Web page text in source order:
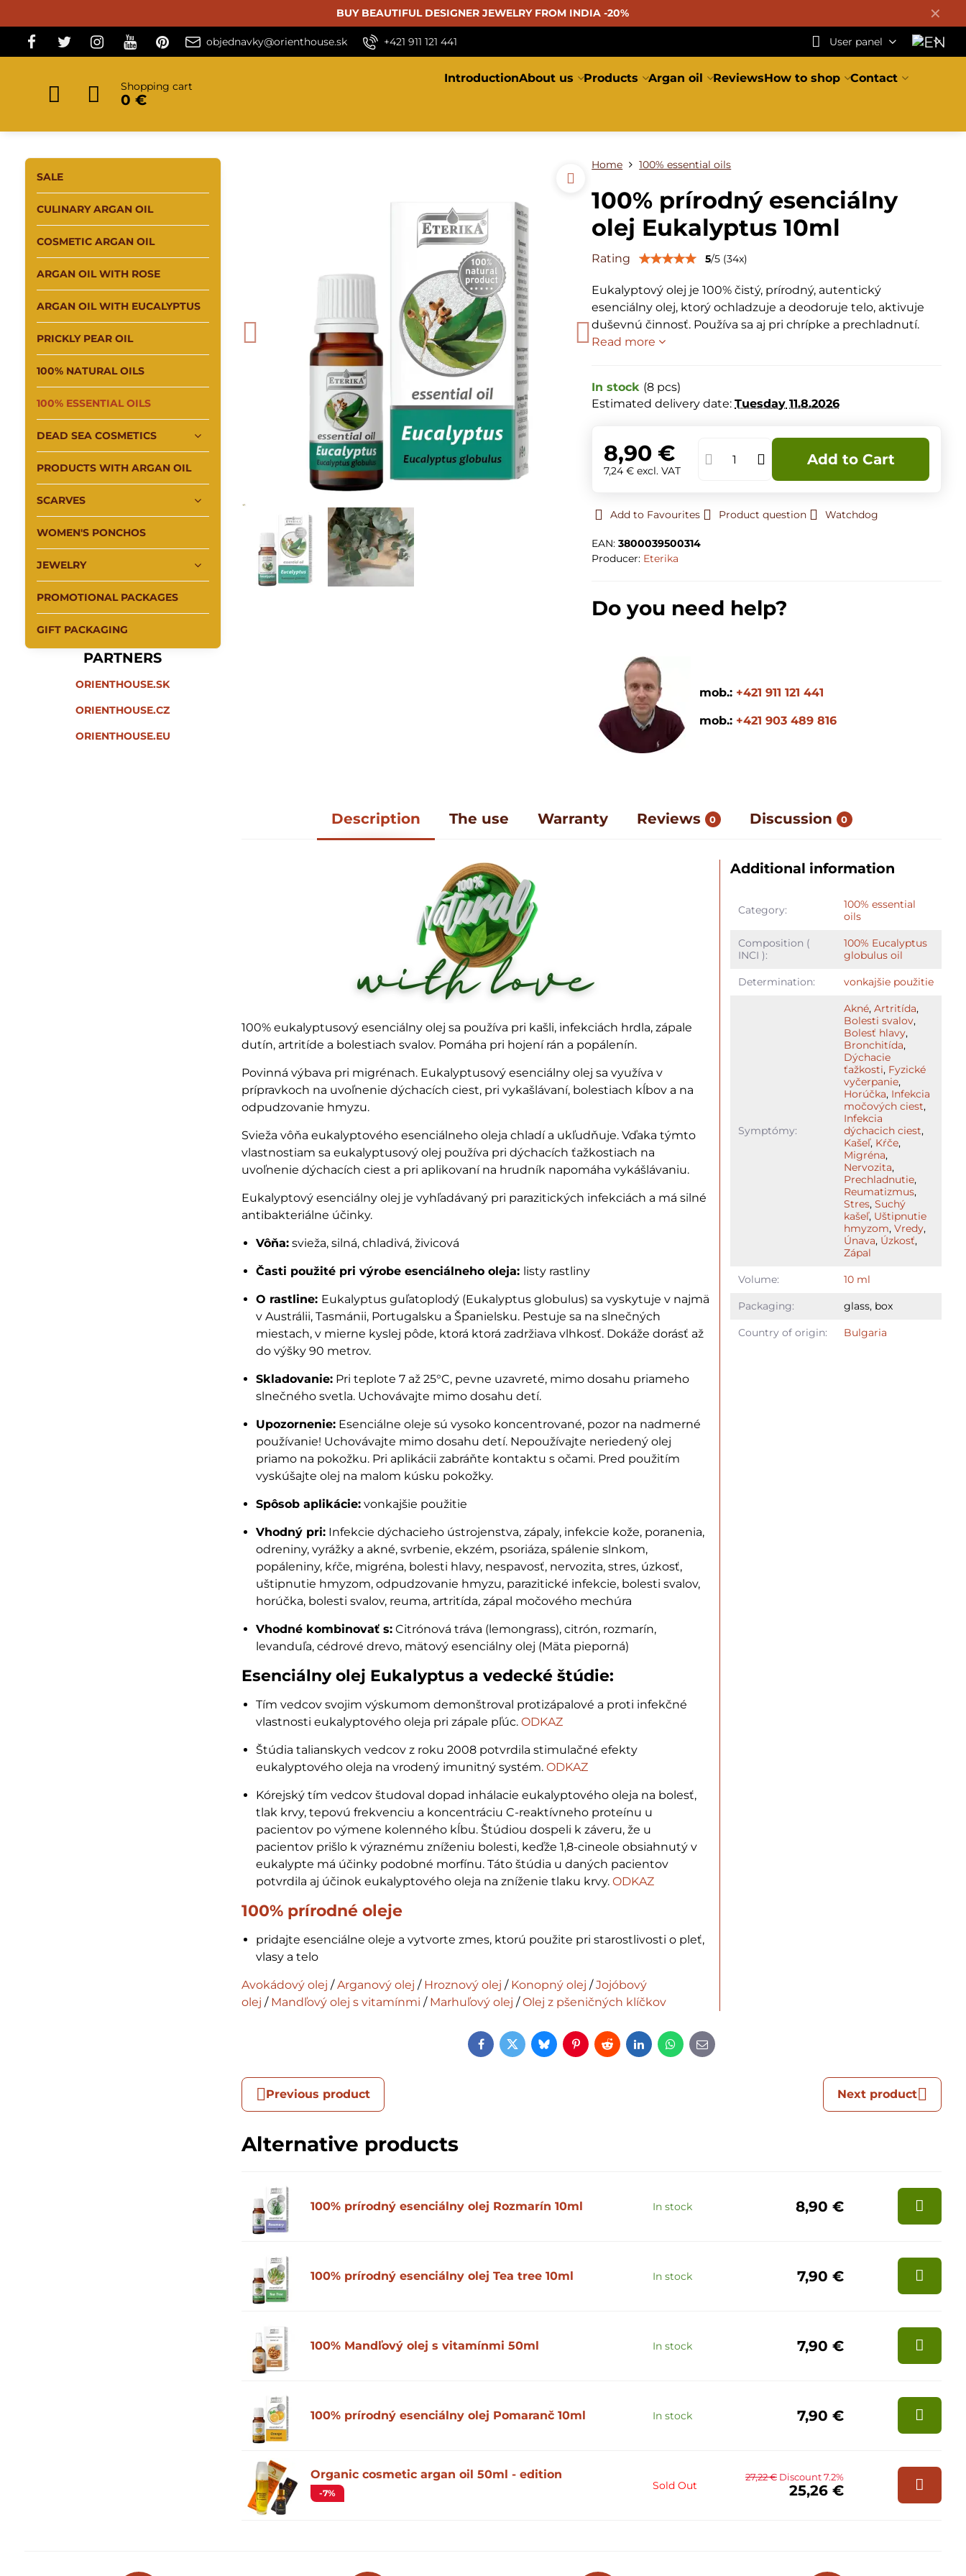
✕
BUY BEAUTIFUL DESIGNER JEWELRY FROM INDIA -20%
objednavky@orienthouse.sk +421 911 121 441 User panel
Shopping cart
0 €
IntroductionAbout us Products Argan oil ReviewsHow to shop Contact
Home 100% essential oils
100% prírodný esenciálny
olej Eukalyptus 10ml
Rating 5/5 (34x)
Eukalyptový olej je 100% čistý, prírodný, autentický
esenciálny olej, ktorý ochladzuje a deodoruje telo, aktivuje
duševnú činnosť. Používa sa aj pri chrípke a prechladnutí.
Read more
In stock (8 pcs)
Estimated delivery date:Tuesday 11.8.2026
8,90 €
7,24 €excl. VAT
Add to Cart
Add to Favourites Product question Watchdog
EAN:3800039500314
Producer: Eterika
Do you need help?
mob.: +421 911 121 441
mob.: +421 903 489 816
Description The use Warranty Reviews 0 Discussion 0
100% eukalyptusový esenciálny olej sa používa pri kašli, infekciách hrdla, zápale
dutín, artritíde a bolestiach svalov. Pomáha pri hojení rán a popálenín.
Povinná výbava pri migrénach. Eukalyptusový esenciálny olej sa využíva v
prípravkoch na uvoľnenie dýchacích ciest, pri vykašlávaní, bolestiach kĺbov a na
odpudzovanie hmyzu.
Svieža vôňa eukalyptového esenciálneho oleja chladí a ukľudňuje. Vďaka týmto
vlastnostiam sa eukalyptusový olej používa pri dýchacích ťažkostiach na
uvoľnenie dýchacích ciest a pri aplikovaní na hrudník napomáha vykášlávaniu.
Eukalyptový esenciálny olej je vyhľadávaný pri parazitických infekciách a má silné
antibakteriálne účinky.
Vôňa: svieža, silná, chladivá, živicová
Časti použité pri výrobe esenciálneho oleja: listy rastliny
O rastline: Eukalyptus guľatoplodý (Eukalyptus globulus) sa vyskytuje v najmä
v Austrálii, Tasmánii, Portugalsku a Španielsku. Pestuje sa na slnečných
miestach, v mierne kyslej pôde, ktorá ktorá zadržiava vlhkosť. Dokáže dorásť až
do výšky 90 metrov.
Skladovanie: Pri teplote 7 až 25°C, pevne uzavreté, mimo dosahu priameho
slnečného svetla. Uchovávajte mimo dosahu detí.
Upozornenie: Esenciálne oleje sú vysoko koncentrované, pozor na nadmerné
používanie! Uchovávajte mimo dosahu detí. Nepoužívajte neriedený olej
priamo na pokožku. Pri aplikácii zabráňte kontaktu s očami. Pred použitím
vyskúšajte olej na malom kúsku pokožky.
Spôsob aplikácie: vonkajšie použitie
Vhodný pri: Infekcie dýchacieho ústrojenstva, zápaly, infekcie kože, poranenia,
odreniny, vyrážky a akné, svrbenie, ekzém, psoriáza, spálenie slnkom,
popáleniny, kŕče, migréna, bolesti hlavy, nespavosť, nervozita, stres, úzkosť,
uštipnutie hmyzom, odpudzovanie hmyzu, parazitické infekcie, bolesti svalov,
horúčka, bolesti svalov, reuma, artritída, zápal močového mechúra
Vhodné kombinovať s: Citrónová tráva (lemongrass), citrón, rozmarín,
levanduľa, cédrové drevo, mätový esenciálny olej (Mäta pieporná)
Esenciálny olej Eukalyptus a vedecké štúdie:
Tím vedcov svojim výskumom demonštroval protizápalové a proti infekčné
vlastnosti eukalyptového oleja pri zápale pľúc.ODKAZ
Štúdia talianskych vedcov z roku 2008 potvrdila stimulačné efekty
eukalyptového oleja na vrodený imunitný systém.ODKAZ
Kórejský tím vedcov študoval dopad inhálacie eukalyptového oleja na bolesť,
tlak krvy, tepovú frekvenciu a koncentráciu C-reaktívneho proteínu u
pacientov po výmene kolenného kĺbu. Štúdiou dospeli k záveru, že u
pacientov prišlo k výraznému zníženiu bolesti, keďže 1,8-cineole obsiahnutý v
eukalypte má účinky podobné morfínu. Táto štúdia u daných pacientov
potvrdila aj účinok eukalyptového oleja na zníženie tlaku krvy.ODKAZ
100% prírodné oleje
pridajte esenciálne oleje a vytvorte zmes, ktorú použite pri starostlivosti o pleť,
vlasy a telo
Avokádový olej /Arganový olej / Hroznový olej / Konopný olej /Jojóbový
olej / Mandľový olej s vitamínmi / Marhuľový olej /Olej z pšeničných klíčkov
Additional information
Category:
100% essential
oils
Composition (
INCI ):
100% Eucalyptus
globulus oil
Determination: vonkajšie použitie
Symptómy:
Akné, Artritída,
Bolesti svalov,
Bolesť hlavy,
Bronchitída,
Dýchacie
ťažkosti, Fyzické
vyčerpanie,
Horúčka, Infekcia
močových ciest,
Infekcia
dýchacich ciest,
Kašeľ, Kŕče,
Migréna,
Nervozita,
Prechladnutie,
Reumatizmus,
Stres, Suchý
kašeľ, Uštipnutie
hmyzom, Vredy,
Únava, Úzkosť,
Zápal
Volume: 10 ml
Packaging: glass, box
Country of origin: Bulgaria
Facebook
TwitterBlueskyPinterest
RedditLinkedInWhatsApp
E-
mail
Previous product Next product
Alternative products
100% prírodný esenciálny olej Rozmarín 10ml In stock 8,90 €
100% prírodný esenciálny olej Tea tree 10ml In stock 7,90 €
100% Mandľový olej s vitamínmi 50ml In stock 7,90 €
100% prírodný esenciálny olej Pomaranč 10ml In stock 7,90 €
Organic cosmetic argan oil 50ml - edition
-7%
Sold Out 25,26 €
27,22 € Discount 7.2%
SALE
CULINARY ARGAN OIL
COSMETIC ARGAN OIL
ARGAN OIL WITH ROSE
ARGAN OIL WITH EUCALYPTUS
PRICKLY PEAR OIL
100% NATURAL OILS
100% ESSENTIAL OILS
DEAD SEA COSMETICS
PRODUCTS WITH ARGAN OIL
SCARVES
WOMEN'S PONCHOS
JEWELRY
PROMOTIONAL PACKAGES
GIFT PACKAGING
PARTNERS
ORIENTHOUSE.SK
ORIENTHOUSE.CZ
ORIENTHOUSE.EU